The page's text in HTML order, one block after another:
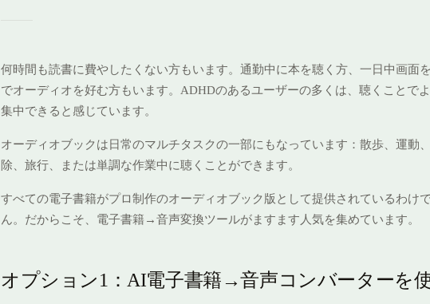
何時間も読書に費やしたくない方もいます。通勤中に本を聴く方、一日中画面
でオーディオを好む方もいます。ADHDのあるユーザーの多くは、聴くことで
集中できると感じています。
オーディオブックは日常のマルチタスクの一部にもなっています：散歩、運動
除、旅行、または単調な作業中に聴くことができます。
すべての電子書籍がプロ制作のオーディオブック版として提供されているわけ
ん。だからこそ、電子書籍→音声変換ツールがますます人気を集めています。
オプション1：AI電子書籍→音声コンバーターを